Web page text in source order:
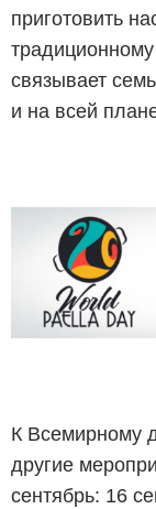
приготовить
традиционному
связывает
и на всей
К Всемирному
другие
сентябрь: 16